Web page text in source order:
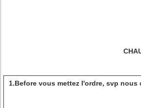
1.Before vous mettez l'ordre, svp